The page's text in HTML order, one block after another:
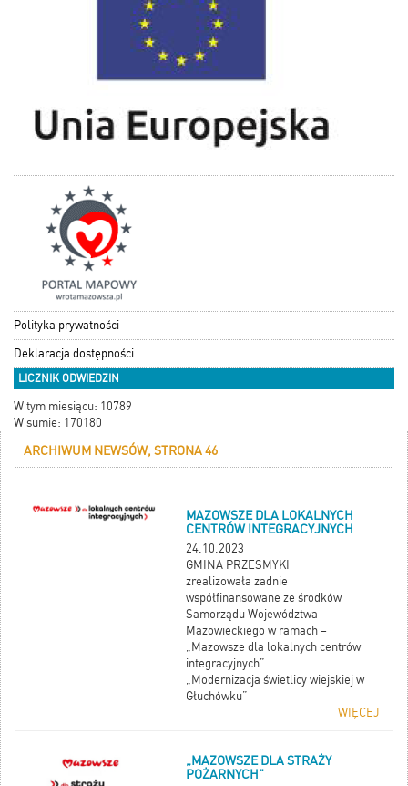
Polityka prywatności
Deklaracja dostępności
LICZNIK ODWIEDZIN
W tym miesiącu: 10789
W sumie: 170180
ARCHIWUM NEWSÓW, STRONA 46
MAZOWSZE DLA LOKALNYCH
CENTRÓW INTEGRACYJNYCH
24.10.2023
GMINA PRZESMYKI
zrealizowała zadnie
współfinansowane ze środków
Samorządu Województwa
Mazowieckiego w ramach –
„Mazowsze dla lokalnych centrów
integracyjnych”
„Modernizacja świetlicy wiejskiej w
Głuchówku”
WIĘCEJ
„MAZOWSZE DLA STRAŻY
POŻARNYCH"